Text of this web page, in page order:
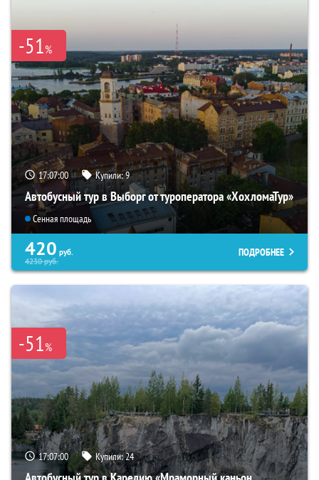
-51%
17:06:59 Купили:9
Автобусный тур в Выборг от туроператора «ХохломаТур»
Сенная площадь
420 руб.
4230руб.
ПОДРОБНЕЕ
-51%
17:06:59 Купили:24